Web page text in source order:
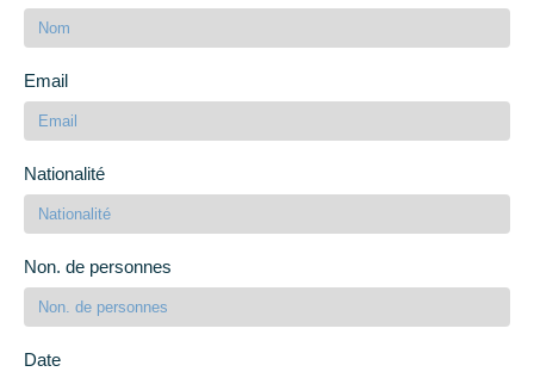
Email
Nationalité
Non. de personnes
Date